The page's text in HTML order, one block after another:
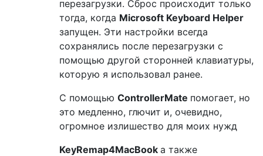
перезагрузки. Сброс происходит только
тогда, когда Microsoft Keyboard Helper
запущен. Эти настройки всегда
сохранялись после перезагрузки с
помощью другой сторонней клавиатуры,
которую я использовал ранее.
С помощью ControllerMate помогает, но
это медленно, глючит и, очевидно,
огромное излишество для моих нужд
KeyRemap4MacBook а также